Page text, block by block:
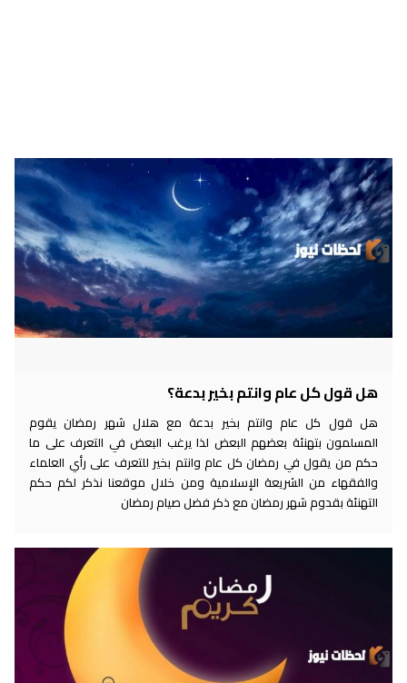
هل قول كل عام وانتم بخير بدعة؟
هل قول كل عام وانتم بخير بدعة مع هلال شهر رمضان يقوم
المسلمون بتهنئة بعضهم البعض لذا يرغب البعض في التعرف على ما
حكم من يقول في رمضان كل عام وانتم بخير للتعرف على رأي العلماء
والفقهاء من الشريعة الإسلامية ومن خلال موقعنا نذكر لكم حكم
التهنئة بقدوم شهر رمضان مع ذكر فضل صيام رمضان